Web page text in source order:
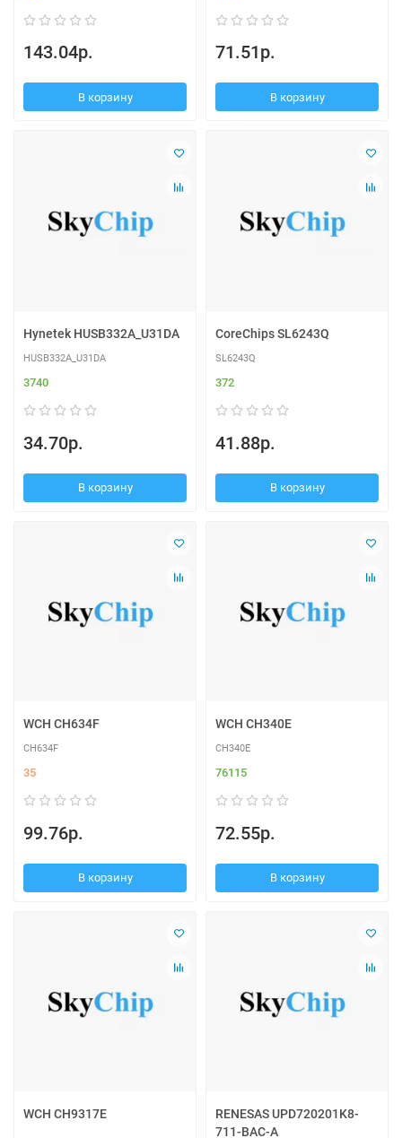
143.04р.
В корзину
71.51р.
В корзину
Hynetek HUSB332A_U31DA
HUSB332A_U31DA
3740
34.70р.
В корзину
CoreChips SL6243Q
SL6243Q
372
41.88р.
В корзину
WCH CH634F
CH634F
35
99.76р.
В корзину
WCH CH340E
CH340E
76115
72.55р.
В корзину
WCH CH9317E
RENESAS UPD720201K8-
711-BAC-A